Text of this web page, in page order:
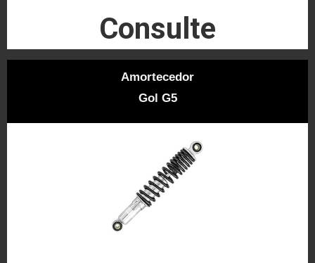
Consulte
Amortecedor
Gol G5